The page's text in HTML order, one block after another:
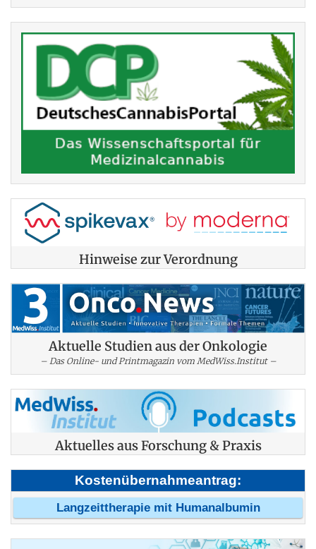
Hinweise zur Verordnung
Aktuelle Studien aus der Onkologie
– Das Online- und Printmagazin vom MedWiss.Institut –
Aktuelles aus Forschung & Praxis
Kostenübernahmeantrag:
Langzeittherapie mit Humanalbumin